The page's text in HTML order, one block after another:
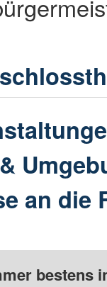
an die
bestens